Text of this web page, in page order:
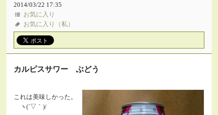
2014/03/22 17:35
お気に入り
お気に入り（私）
カルピスサワー ぶどう
これは美味しかった。
ヽ(´▽｀)/